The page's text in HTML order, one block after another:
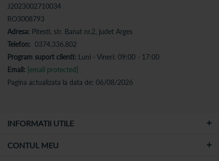
J2023002710034
RO3008793
Adresa: Pitesti, str. Banat nr.2, judet Arges
Telefon: 0374.336.802
Program suport clienti: Luni - Vineri: 09:00 - 17:00
Email: [email protected]
Pagina actualizata la data de: 06/08/2026
INFORMATII UTILE
CONTUL MEU